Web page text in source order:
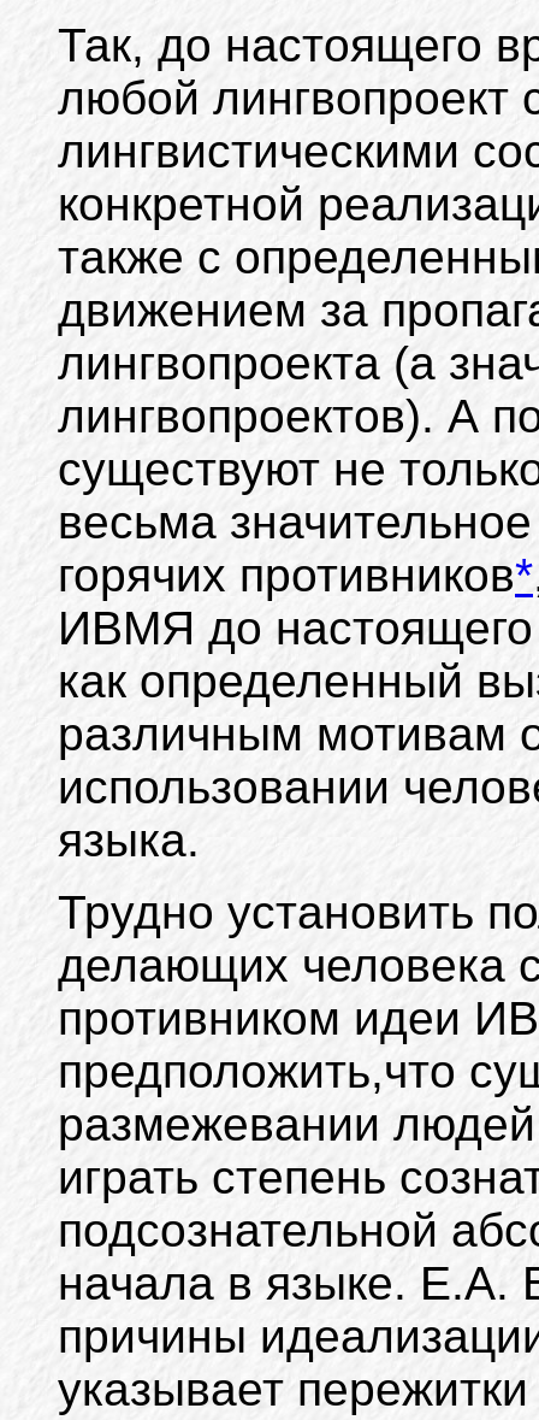
Так, до настоящего
любой лингвопроект
лингвистическими
конкретной
также с
движением за
лингвопроекта (а
лингвопроектов). А
существуют не
весьма
горячих противников*
ИВМЯ до
как определенный
различным мотивам
использовании
языка.
Трудно установить
делающих человека
противником идеи
предположить,что
размежевании
играть степень
подсознательной
начала в языке. Е.А.
причины
указывает